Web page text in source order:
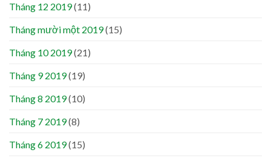
Tháng 12 2019(11)
Tháng mười một 2019(15)
Tháng 10 2019(21)
Tháng 9 2019(19)
Tháng 8 2019(10)
Tháng 7 2019(8)
Tháng 6 2019(15)